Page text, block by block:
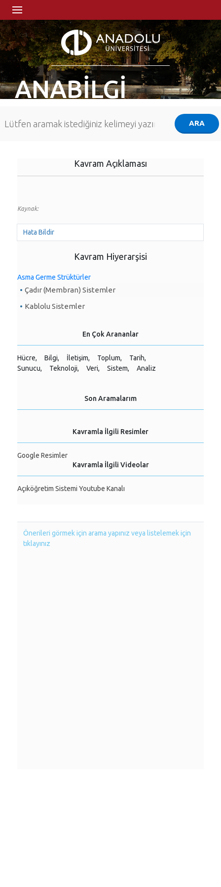
ANABİLGİ
Kavram Açıklaması
Kaynak:
Hata Bildir
Kavram Hiyerarşisi
Asma Germe Strüktürler
Çadır (Membran) Sistemler
Kablolu Sistemler
En Çok Arananlar
Hücre, Bilgi, İletişim, Toplum,
Tarih,
Sunucu,
Teknoloji, Veri, Sistem, Analiz
Son Aramalarım
Kavramla İlgili Resimler
Google Resimler
Kavramla İlgili Videolar
Açıköğretim Sistemi Youtube Kanalı
Önerileri görmek için arama yapınız veya listelemek için
tıklayınız